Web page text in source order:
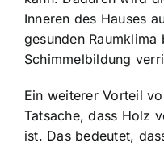
Inneren des Hauses
gesunden
Schimmelbildung
Ein weiterer Vorteil
Tatsache, dass Holz
ist. Das bedeutet,